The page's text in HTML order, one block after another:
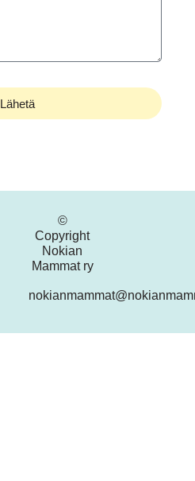
Lähetä
©
Copyright
Nokian
Mammat ry